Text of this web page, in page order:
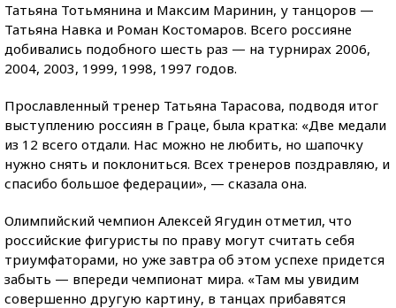
Татьяна Тотьмянина и Максим Маринин, у танцоров —
Татьяна Навка и Роман Костомаров. Всего россияне
добивались подобного шесть раз — на турнирах 2006,
2004, 2003, 1999, 1998, 1997 годов.
Прославленный тренер Татьяна Тарасова, подводя итог
выступлению россиян в Граце, была кратка: «Две медали
из 12 всего отдали. Нас можно не любить, но шапочку
нужно снять и поклониться. Всех тренеров поздравляю, и
спасибо большое федерации», — сказала она.
Олимпийский чемпион Алексей Ягудин отметил, что
российские фигуристы по праву могут считать себя
триумфаторами, но уже завтра об этом успехе придется
забыть — впереди чемпионат мира. «Там мы увидим
совершенно другую картину, в танцах прибавятся